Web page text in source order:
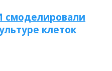
клеток